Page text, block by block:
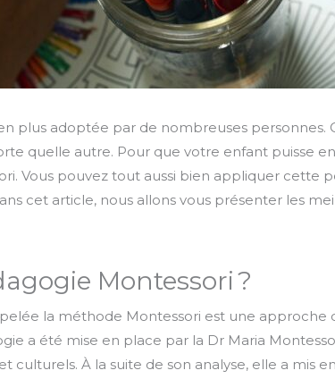
plus adoptée par de nombreuses
quelle autre. Pour que votre enfant puisse
Vous pouvez tout aussi bien appliquer cette
cet article, nous allons vous présenter les
Montessori ?
la méthode Montessori est une approche
a été mise en place par la Dr Maria
culturels. À la suite de son analyse, elle a mis